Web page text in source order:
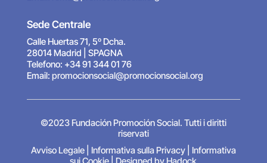
Sede Centrale
Calle Huertas 71, 5º Dcha.
28014 Madrid | SPAGNA
Telefono: +34 91 344 01 76
Email: promocionsocial@promocionsocial.org
©2023 Fundación Promoción Social. Tutti i diritti
riservati
Avviso Legale| Informativa sulla Privacy| Informativa